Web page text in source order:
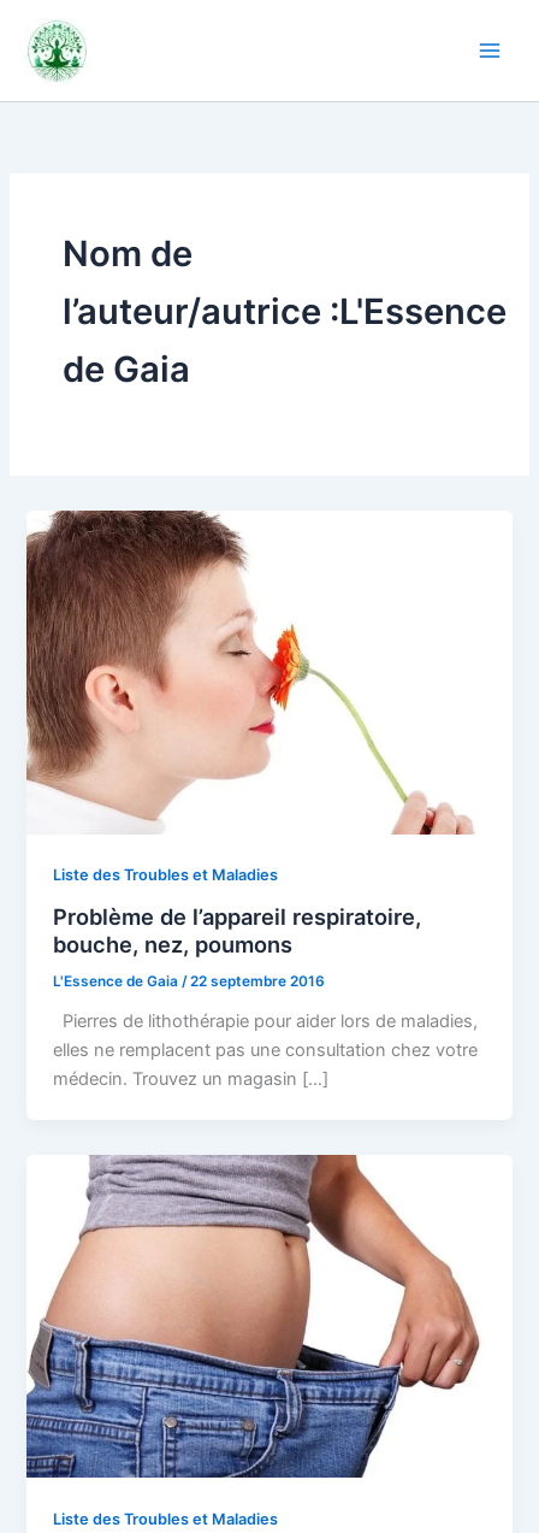
contenu
Nom de
l’auteur/autrice :L'Essence
de Gaia
Liste des Troubles et Maladies
Problème de l’appareil respiratoire,
bouche, nez, poumons
L'Essence de Gaia/22 septembre 2016
Pierres de lithothérapie pour aider lors de maladies,
elles ne remplacent pas une consultation chez votre
médecin. Trouvez un magasin […]
Liste des Troubles et Maladies